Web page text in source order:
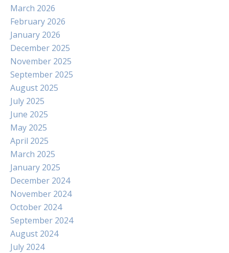
March 2026
February 2026
January 2026
December 2025
November 2025
September 2025
August 2025
July 2025
June 2025
May 2025
April 2025
March 2025
January 2025
December 2024
November 2024
October 2024
September 2024
August 2024
July 2024